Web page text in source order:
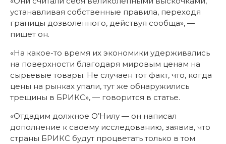
устанавливая собственные правила, переходя
границы дозволенного, действуя сообща», —
пишет он.
«На какое-то время их экономики удерживались
на поверхности благодаря мировым ценам на
сырьевые товары. Не случаен тот факт, что, когда
цены на рынках упали, тут же обнаружились
трещины в БРИКС», — говорится в статье.
«Отдадим должное О’Нилу — он написал
дополнение к своему исследованию, заявив, что
страны БРИКС будут процветать только в том